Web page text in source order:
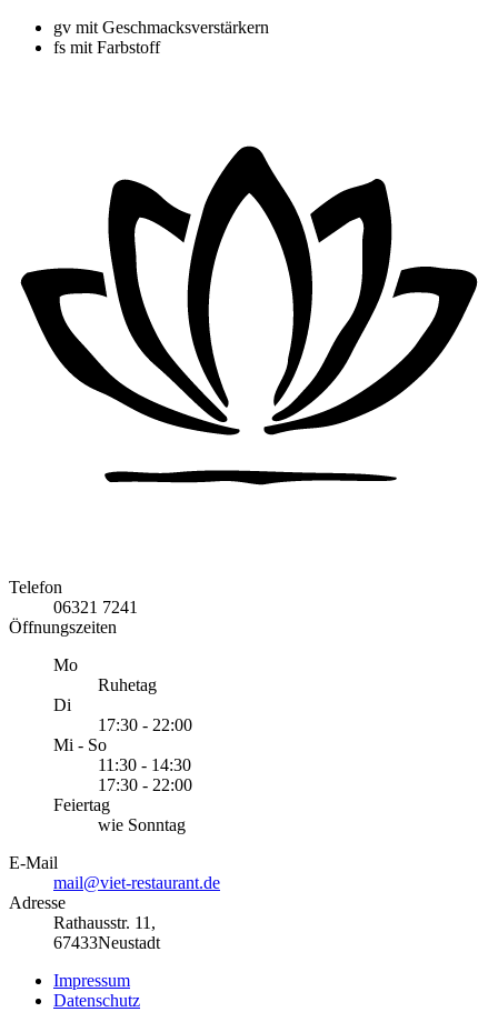
gv mit Geschmacksverstärkern
fs mit Farbstoff
Telefon
06321 7241
Öffnungszeiten
Mo
Ruhetag
Di
17:30 - 22:00
Mi - So
11:30 - 14:30
17:30 - 22:00
Feiertag
wie Sonntag
E-Mail
mail@viet-restaurant.de
Adresse
Rathausstr. 11,
67433Neustadt
Impressum
Datenschutz